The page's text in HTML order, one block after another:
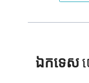
ឯកទេស